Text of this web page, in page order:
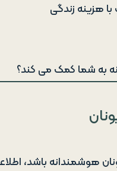
هزینه زندگی
به شما کمک می کند؟
هوشمندانه باشد،